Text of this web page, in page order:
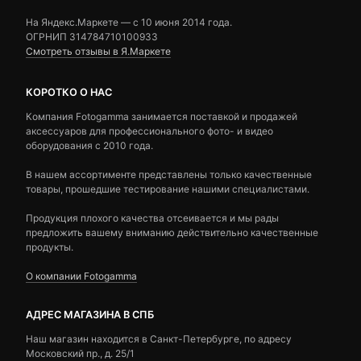
На Яндекс.Маркете — c 10 июня 2014 года.
ОГРНИП 314784710100933
Смотреть отзывы в Я.Маркете
КОРОТКО О НАС
Компания Fotogamma занимается поставкой и продажей
аксессуаров для профессионального фото- и видео
оборудования с 2010 года.
В нашем ассортименте представлены только качественные
товары, прошедшие тестирование нашими специалистами.
Продукция плохого качества отсеивается и мы рады
предложить вашему вниманию действительно качественные
продукты.
О компании Fotogamma
АДРЕС МАГАЗИНА В СПБ
Наш магазин находится в Санкт-Петербурге, по адресу
Московский пр., д. 25/1